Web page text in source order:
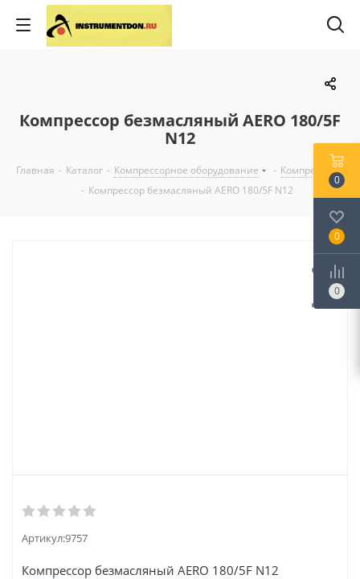
Компрессор безмасляный AERO 180/5F
N12
Главная - Каталог - Компрессорное оборудование - Компрессоры
- Компрессор безмасляный AERO 180/5F N12
Артикул:9757
Компрессор безмасляный AERO 180/5F N12
0
0
0